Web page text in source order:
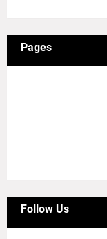
Pages
Follow Us